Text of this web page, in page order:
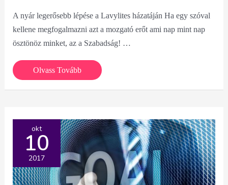
A nyár legerősebb lépése a Lavylites házatáján Ha egy szóval
kellene megfogalmazni azt a mozgató erőt ami nap mint nap
ösztönöz minket, az a Szabadság! …
A
a
Lavylites
házatáján
Olvass Tovább
okt
10
2017